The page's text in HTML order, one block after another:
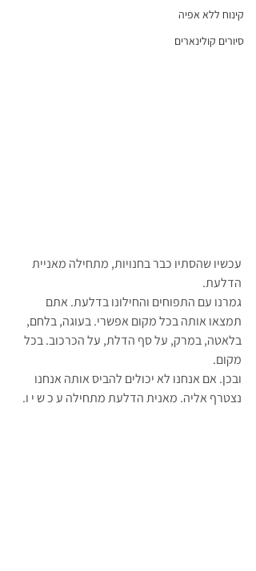
קינוח ללא אפיה
סיורים קולינארים
עכשיו שהסתיו כבר בחנויות, מתחילה מאניית
הדלעת.
גמרנו עם התפוחים והחילונו בדלעת. אתם
תמצאו אותה בכל מקום אפשרי. בעוגה, בלחם,
בלאטה, במרק, על סף הדלת, על הכרכוב. בכל
מקום.
ובכן. אם אנחנו לא יכולים להביס אותה אנחנו
נצטרף אליה. מאנית הדלעת מתחילה ע כ ש י ו.